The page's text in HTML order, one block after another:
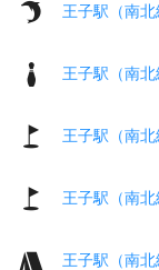
王子駅（南
王子駅（南
王子駅（南
王子駅（南
王子駅（南